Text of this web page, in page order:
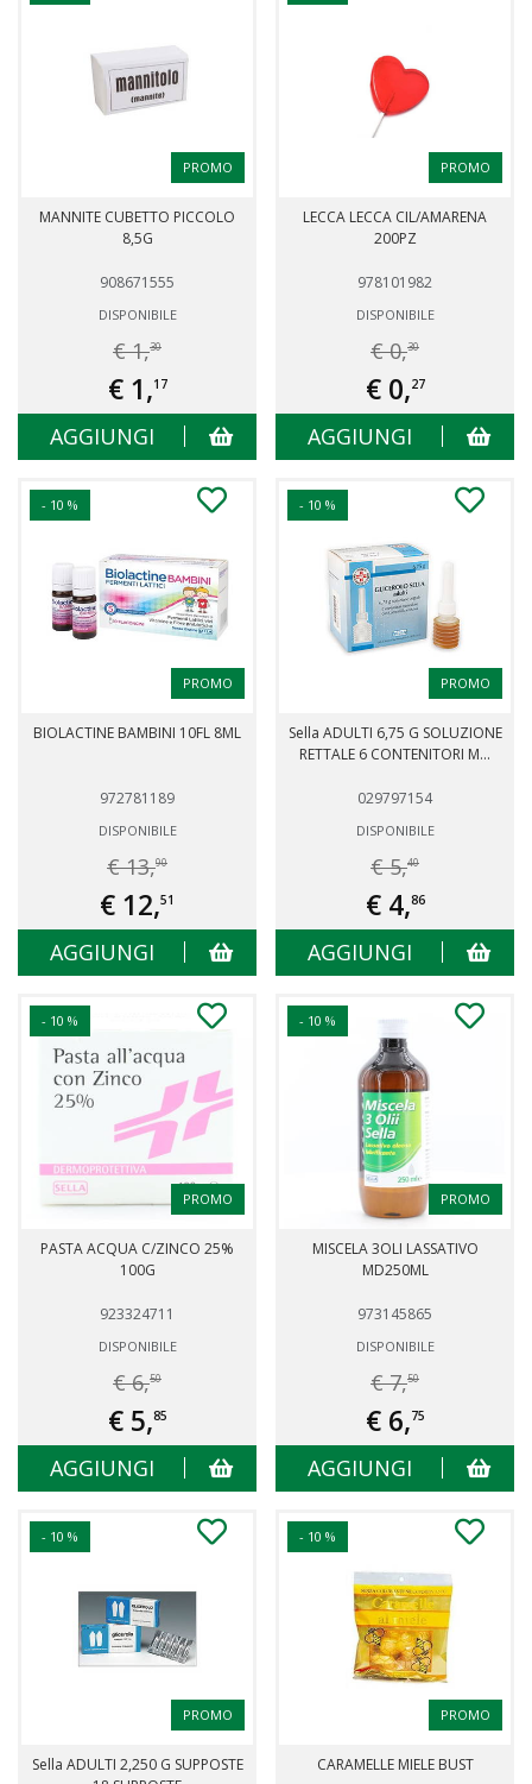
PROMO
MANNITE CUBETTO PICCOLO
8,5G
908671555
DISPONIBILE
€ 1,30
€ 1,17
AGGIUNGI
PROMO
LECCA LECCA CIL/AMARENA
200PZ
978101982
DISPONIBILE
€ 0,30
€ 0,27
AGGIUNGI
- 10 %
PROMO
BIOLACTINE BAMBINI 10FL 8ML
972781189
DISPONIBILE
€ 13,90
€ 12,51
AGGIUNGI
- 10 %
PROMO
Sella ADULTI 6,75 G SOLUZIONE
RETTALE 6 CONTENITORI M...
029797154
DISPONIBILE
€ 5,40
€ 4,86
AGGIUNGI
- 10 %
PROMO
PASTA ACQUA C/ZINCO 25%
100G
923324711
DISPONIBILE
€ 6,50
€ 5,85
AGGIUNGI
- 10 %
PROMO
MISCELA 3OLI LASSATIVO
MD250ML
973145865
DISPONIBILE
€ 7,50
€ 6,75
AGGIUNGI
- 10 %
PROMO
Sella ADULTI 2,250 G SUPPOSTE
- 10 %
PROMO
CARAMELLE MIELE BUST